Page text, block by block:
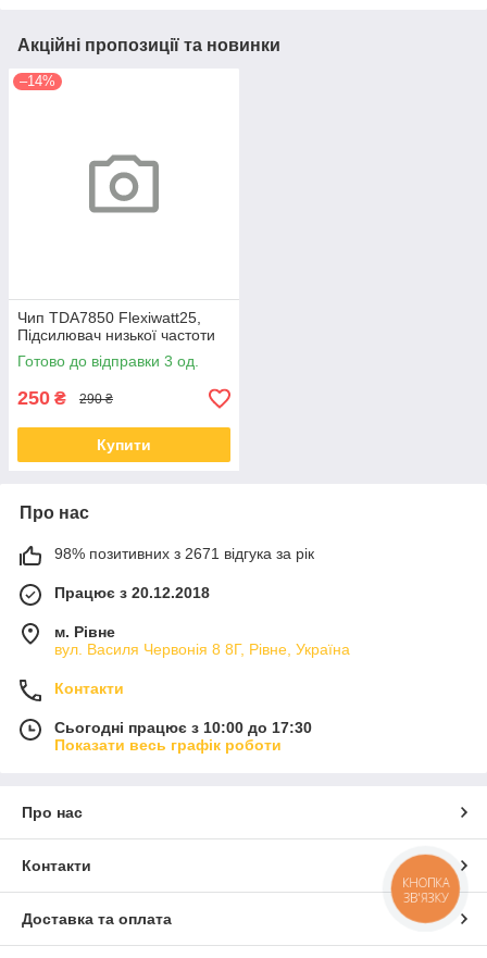
Акційні пропозиції та новинки
–14%
Чип TDA7850 Flexiwatt25,
Підсилювач низької частоти
Готово до відправки 3 од.
250 ₴ 290 ₴
Купити
Про нас
98% позитивних з 2671 відгука за рік
Працює з 20.12.2018
м. Рівне
вул. Василя Червонія 8 8Г, Рівне, Україна
Контакти
Сьогодні працює з 10:00 до 17:30
Показати весь графік роботи
Про нас
Контакти
Доставка та оплата
КНОПКА
ЗВ'ЯЗКУ